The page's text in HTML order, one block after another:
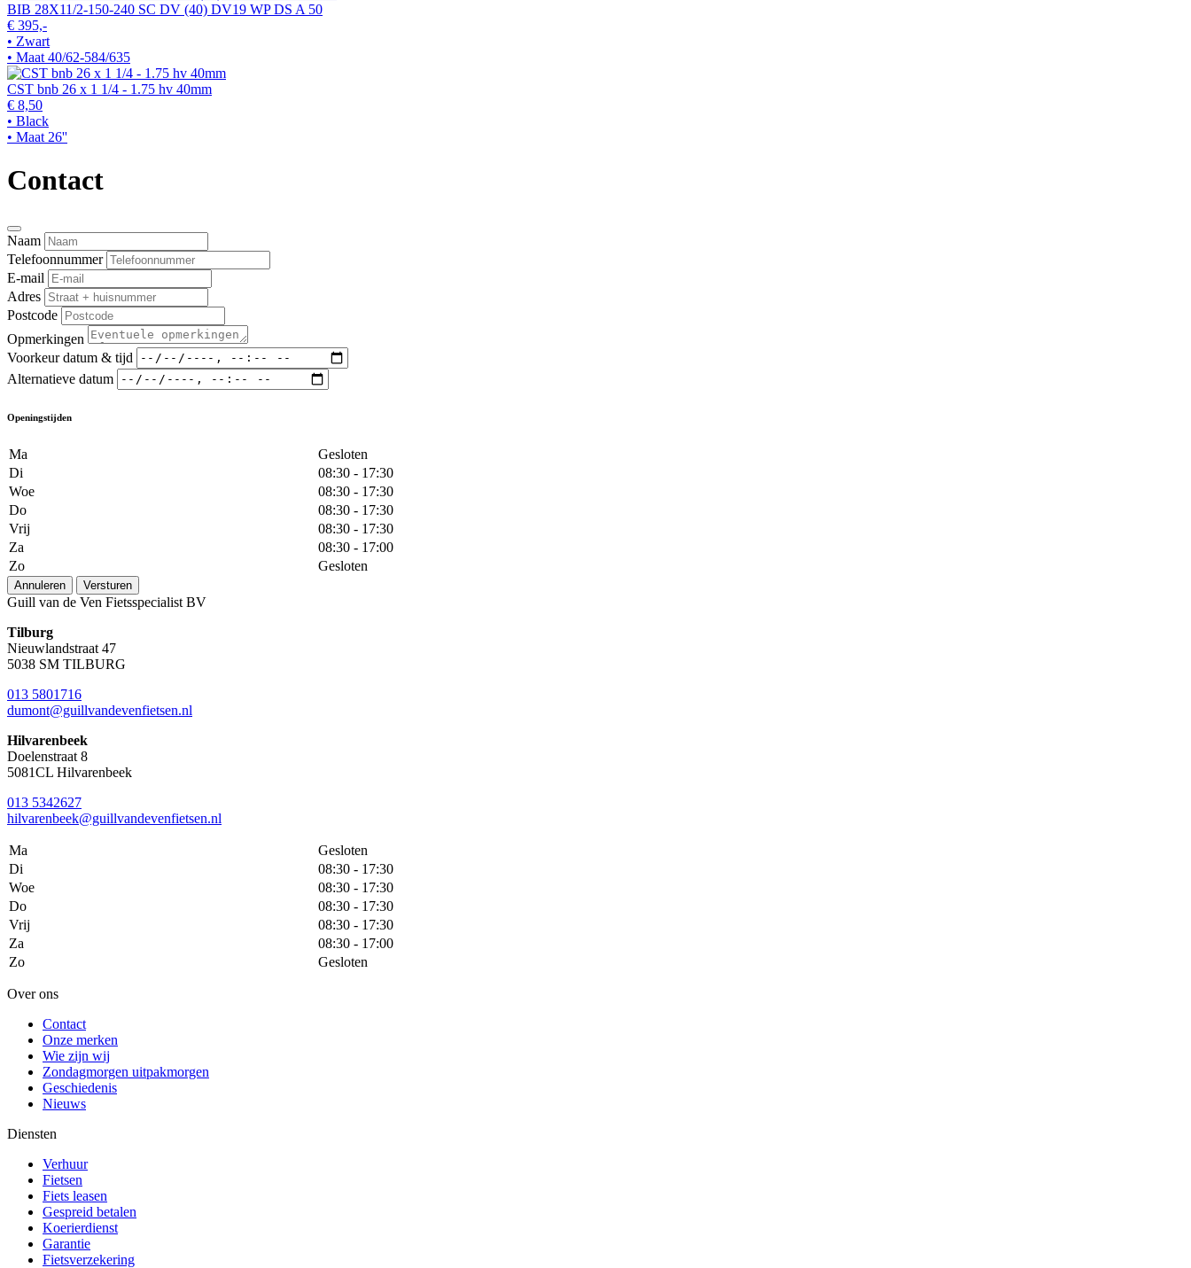
BIB 28X11/2-150-240 SC DV (40) DV19 WP DS A 50
€ 395,-
• Zwart
• Maat 40/62-584/635
CST bnb 26 x 1 1/4 - 1.75 hv 40mm
€ 8,50
• Black
• Maat 26''
Contact
Naam
Telefoonnummer
E-mail
Adres
Postcode
Opmerkingen
Voorkeur datum & tijd
Alternatieve datum
Openingstijden
Ma
Gesloten
Di
08:30 - 17:30
Woe
08:30 - 17:30
Do
08:30 - 17:30
Vrij
08:30 - 17:30
Za
08:30 - 17:00
Zo
Gesloten
Annuleren Versturen
Guill van de Ven Fietsspecialist BV
Tilburg
Nieuwlandstraat 47
5038 SM TILBURG
013 5801716
dumont@guillvandevenfietsen.nl
Hilvarenbeek
Doelenstraat 8
5081CL Hilvarenbeek
013 5342627
hilvarenbeek@guillvandevenfietsen.nl
Ma
Gesloten
Di
08:30 - 17:30
Woe
08:30 - 17:30
Do
08:30 - 17:30
Vrij
08:30 - 17:30
Za
08:30 - 17:00
Zo
Gesloten
Over ons
Contact
Onze merken
Wie zijn wij
Zondagmorgen uitpakmorgen
Geschiedenis
Nieuws
Diensten
Verhuur
Fietsen
Fiets leasen
Gespreid betalen
Koerierdienst
Garantie
Fietsverzekering